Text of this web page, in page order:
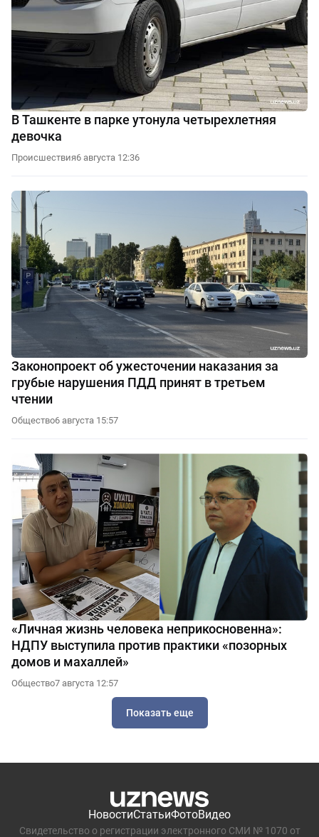
В Ташкенте в парке утонула четырехлетняя
девочка
Происшествия6 августа 12:36
Законопроект об ужесточении наказания за
грубые нарушения ПДД принят в третьем
чтении
Общество6 августа 15:57
«Личная жизнь человека неприкосновенна»:
НДПУ выступила против практики «позорных
домов и махаллей»
Общество7 августа 12:57
Показать еще
НовостиСтатьиФотоВидео
Свидетельство о регистрации электронного СМИ № 1070 от